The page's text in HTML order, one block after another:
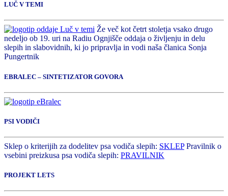
LUČ V TEMI
Že več kot četrt stoletja vsako drugo
nedeljo ob 19. uri na Radiu Ognjišče oddaja o življenju in delu
slepih in slabovidnih, ki jo pripravlja in vodi naša članica Sonja
Pungertnik
EBRALEC – SINTETIZATOR GOVORA
PSI VODIČI
Sklep o kriterijih za dodelitev psa vodiča slepih: SKLEPPravilnik o
vsebini preizkusa psa vodiča slepih: PRAVILNIK
PROJEKT LETS